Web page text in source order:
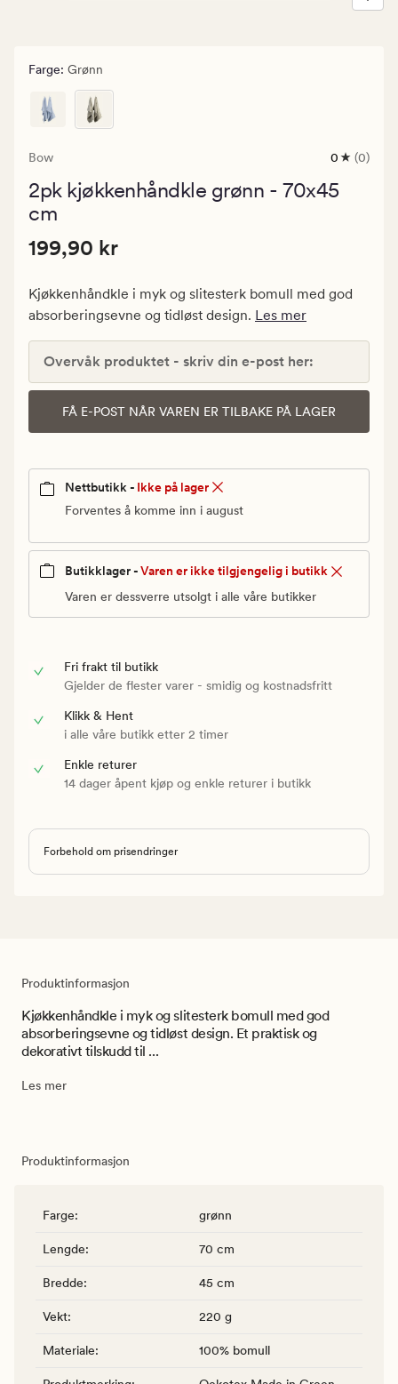
Farge: Grønn
Bow
0
med
0 (0)
2pk kjøkkenhåndkle grønn - 70x45
cm
Pris
199,90
kr.
Vanlig
Pris 199,90 kr
199,90 kr
Kjøkkenhåndkle i myk og slitesterk bomull med god
absorberingsevne og tidløst design. Les mer
Overvåk produktet - skriv din e-post her:
FÅ E-POST NÅR VAREN ER TILBAKE PÅ LAGER
Nettbutikk - Ikke på lager
Forventes å komme inn i august
Butikklager -Varen er ikke tilgjengelig i butikk
Varen er dessverre utsolgt i alle våre butikker
Fri frakt til butikk
Gjelder de flester varer - smidig og kostnadsfritt
Klikk & Hent
i alle våre butikk etter 2 timer
Enkle returer
14 dager åpent kjøp og enkle returer i butikk
Forbehold om prisendringer
Produktinformasjon
Kjøkkenhåndkle i myk og slitesterk bomull med god
absorberingsevne og tidløst design. Et praktisk og
dekorativt tilskudd til ...
Les mer
Produktinformasjon
Farge: grønn
Lengde: 70 cm
Bredde: 45 cm
Vekt: 220 g
Materiale: 100% bomull